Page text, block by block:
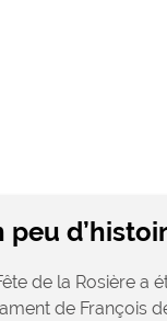
peu
de la Rosière a
de François